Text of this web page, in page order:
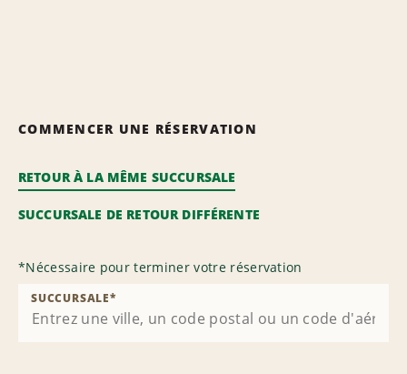
COMMENCER UNE RÉSERVATION
RETOUR À LA MÊME SUCCURSALE
SUCCURSALE DE RETOUR DIFFÉRENTE
*Nécessaire pour terminer votre réservation
SUCCURSALE*